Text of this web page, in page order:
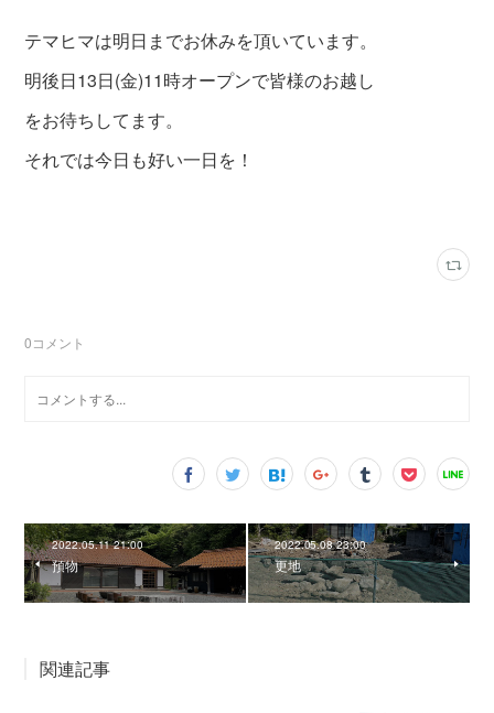
テマヒマは明日までお休みを頂いています。
明後日13日(金)11時オープンで皆様のお越し
をお待ちしてます。
それでは今日も好い一日を！
0コメント
2022.05.11 21:00
預物
2022.05.08 23:00
更地
関連記事